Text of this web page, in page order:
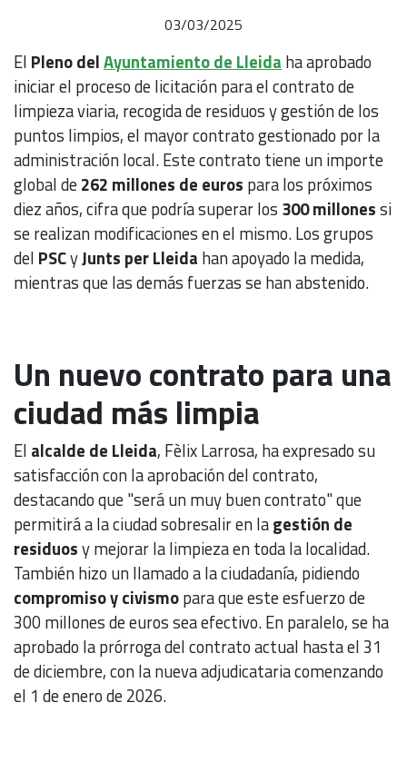
03/03/2025
El Pleno delAyuntamiento de Lleida ha aprobado
iniciar el proceso de licitación para el contrato de
limpieza viaria, recogida de residuos y gestión de los
puntos limpios, el mayor contrato gestionado por la
administración local. Este contrato tiene un importe
global de262 millones de euros para los próximos
diez años, cifra que podría superar los 300 millonessi
se realizan modificaciones en el mismo. Los grupos
del PSCyJunts per Lleida han apoyado la medida,
mientras que las demás fuerzas se han abstenido.
Un nuevo contrato para una
ciudad más limpia
El alcalde de Lleida, Fèlix Larrosa, ha expresado su
satisfacción con la aprobación del contrato,
destacando que "será un muy buen contrato" que
permitirá a la ciudad sobresalir en lagestión de
residuosy mejorar la limpieza en toda la localidad.
También hizo un llamado a la ciudadanía, pidiendo
compromiso y civismopara que este esfuerzo de
300 millones de euros sea efectivo. En paralelo, se ha
aprobado la prórroga del contrato actual hasta el 31
de diciembre, con la nueva adjudicataria comenzando
el 1 de enero de 2026.